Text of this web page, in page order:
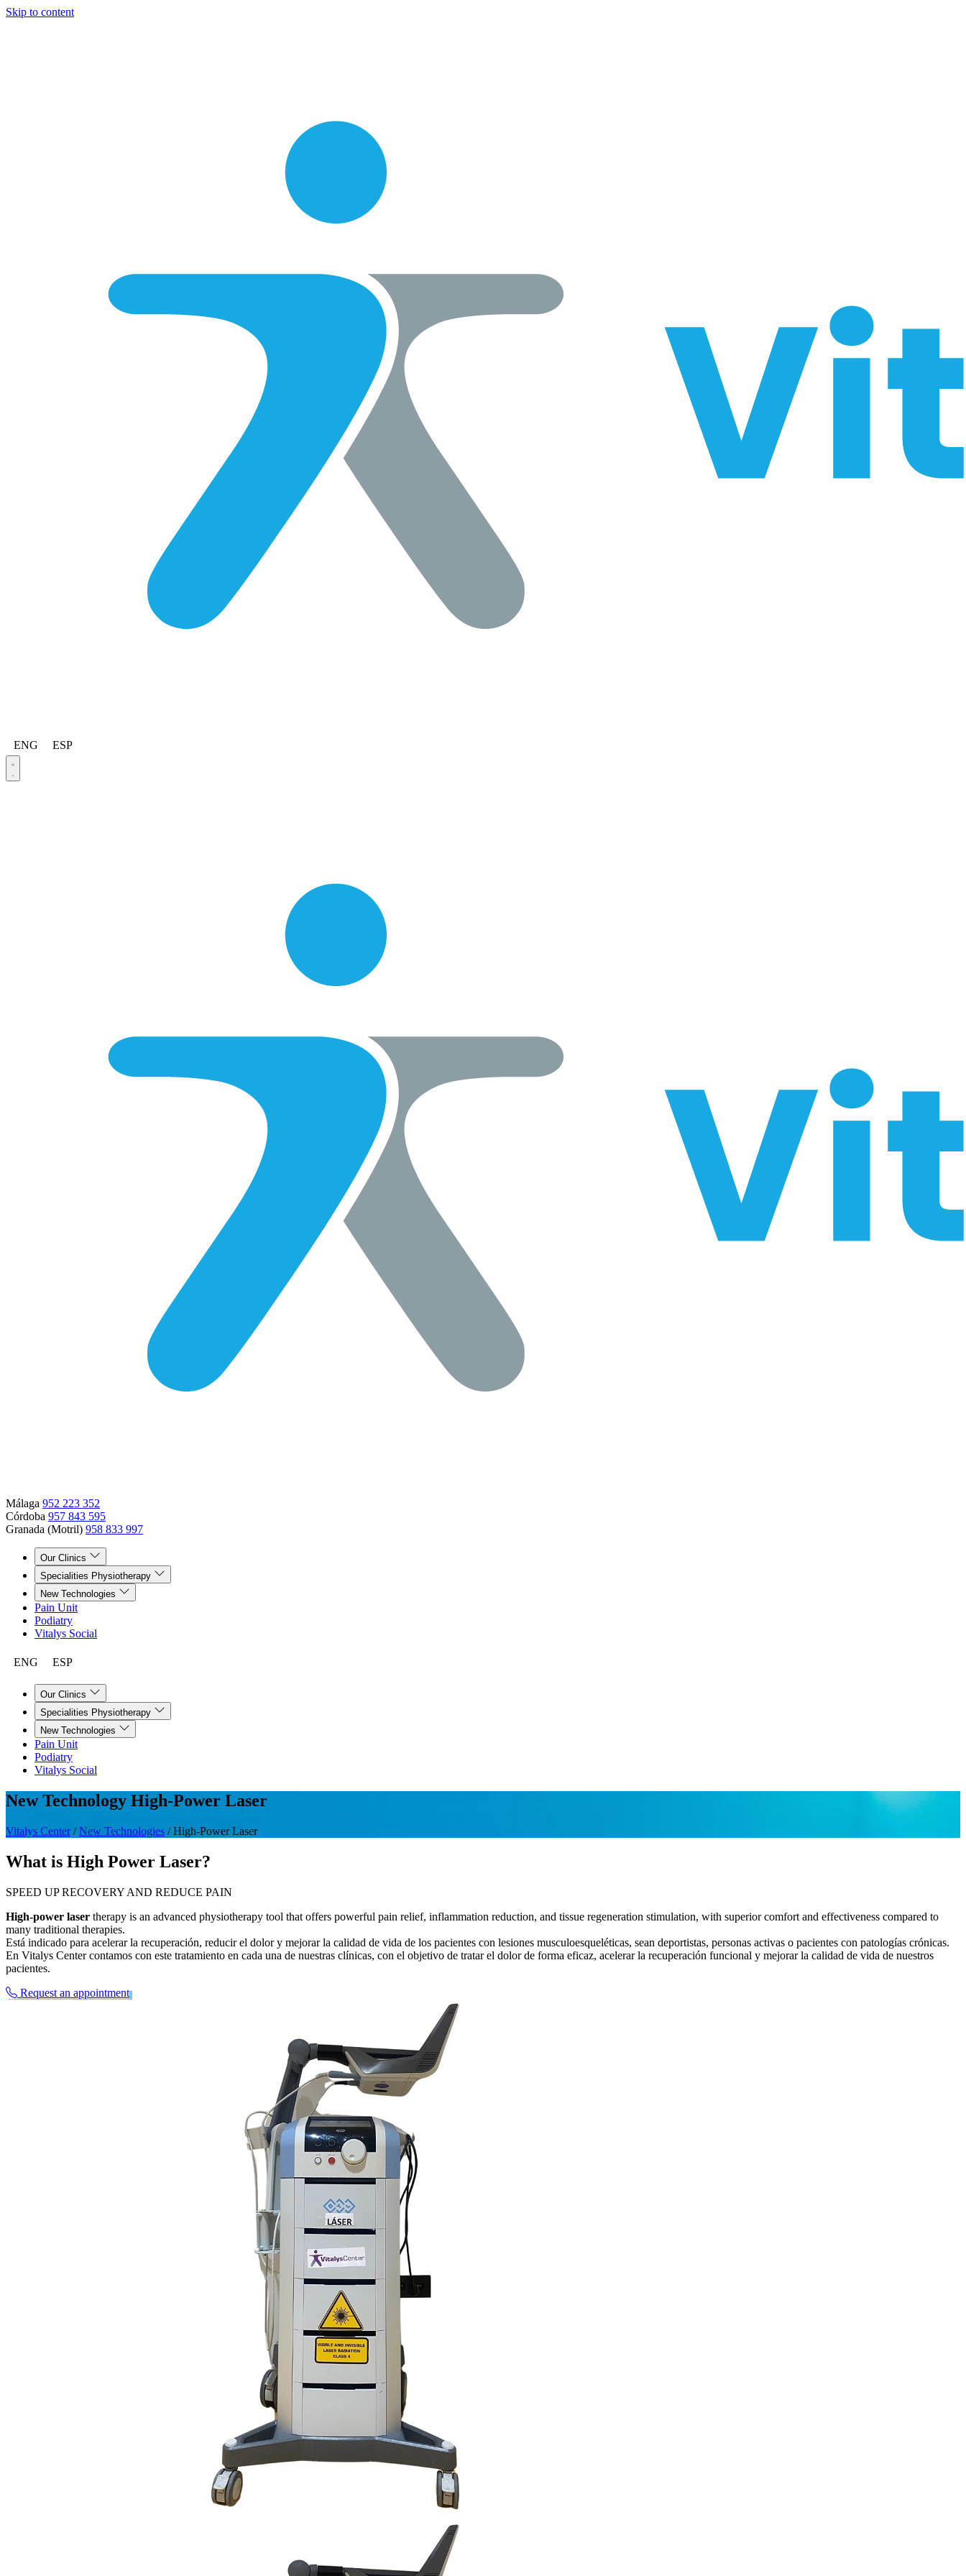
Skip to content
ENG ESP
Málaga 952 223 352
Córdoba 957 843 595
Granada (Motril) 958 833 997
Our Clinics
Specialities Physiotherapy
New Technologies
Pain Unit
Podiatry
Vitalys Social
ENG ESP
Our Clinics
Specialities Physiotherapy
New Technologies
Pain Unit
Podiatry
Vitalys Social
New Technology High-Power Laser
Vitalys Center / New Technologies /High-Power Laser
What is High Power Laser?
SPEED UP RECOVERY AND REDUCE PAIN
High-power laser therapy is an advanced physiotherapy tool that offers powerful pain relief, inflammation reduction, and tissue regeneration stimulation, with superior comfort and effectiveness compared to
many traditional therapies.
Está indicado para acelerar la recuperación, reducir el dolor y mejorar la calidad de vida de los pacientes con lesiones musculoesqueléticas, sean deportistas, personas activas o pacientes con patologías crónicas.
En Vitalys Center contamos con este tratamiento en cada una de nuestras clínicas, con el objetivo de tratar el dolor de forma eficaz, acelerar la recuperación funcional y mejorar la calidad de vida de nuestros
pacientes.
Request an appointment